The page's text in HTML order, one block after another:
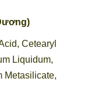
Cetearyl
Liquidum,
Metasilicate,